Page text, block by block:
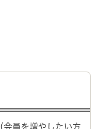
会員を増やしたい方